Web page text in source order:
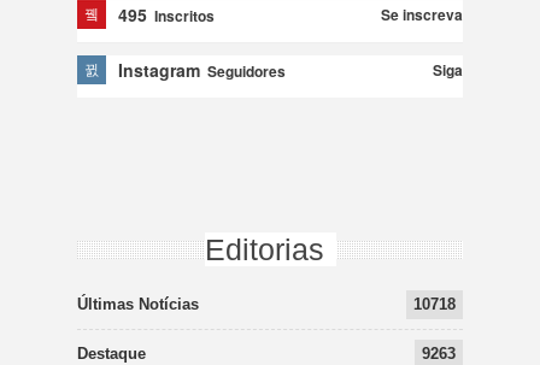
495 Inscritos Se inscreva
Instagram Seguidores Siga
Editorias
Últimas Notícias 10718
Destaque 9263